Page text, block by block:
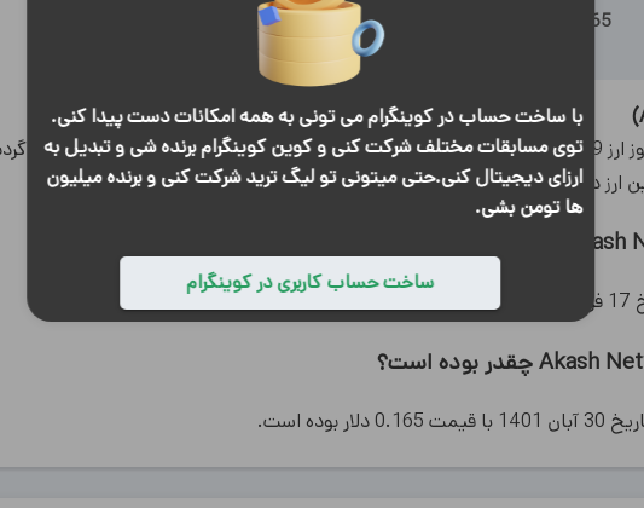
با ساخت حساب در کوینگرام می تونی به همه امکانات دست پیدا کنی.
توی مسابقات مختلف شرکت کنی و کوین کوینگرام برنده شی و تبدیل به
ارزای دیجیتال کنی.حتی میتونی تو لیگ ترید شرکت کنی و برنده میلیون
ها تومن بشی.
ساخت حساب کاربری در کوینگرام
0.165
)
روزانه 3.21 میلیون دلار می باشد.
است.